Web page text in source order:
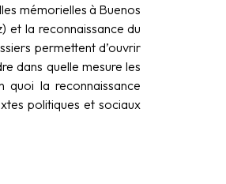
mémorielles à Buenos
et la reconnaissance du
permettent d’ouvrir
dans quelle mesure les
quoi la reconnaissance
politiques et sociaux